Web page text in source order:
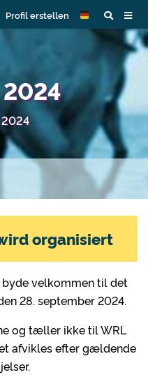
Profil erstellen
velkommen til det
28. september 2024.
og tæller ikke til WRL
afvikles efter gældende
organisiert